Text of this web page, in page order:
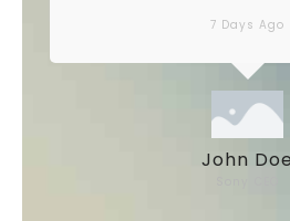
John Doe
7 Days Ago